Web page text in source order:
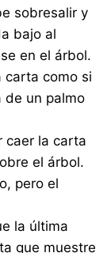
sobresalir y
bajo al
en el árbol.
carta como si
de un palmo
caer la carta
el árbol.
pero el
la última
que muestre